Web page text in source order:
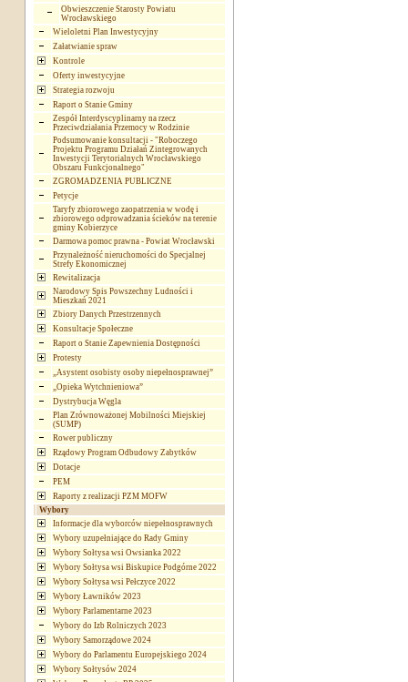
Obwieszczenie Starosty Powiatu
Wrocławskiego
Wieloletni Plan Inwestycyjny
Załatwianie spraw
Kontrole
Oferty inwestycyjne
Strategia rozwoju
Raport o Stanie Gminy
Zespół Interdyscyplinarny na rzecz
Przeciwdziałania Przemocy w Rodzinie
Podsumowanie konsultacji - "Roboczego
Projektu Programu Działań Zintegrowanych
Inwestycji Terytorialnych Wrocławskiego
Obszaru Funkcjonalnego"
ZGROMADZENIA PUBLICZNE
Petycje
Taryfy zbiorowego zaopatrzenia w wodę i
zbiorowego odprowadzania ścieków na terenie
gminy Kobierzyce
Darmowa pomoc prawna - Powiat Wrocławski
Przynależność nieruchomości do Specjalnej
Strefy Ekonomicznej
Rewitalizacja
Narodowy Spis Powszechny Ludności i
Mieszkań 2021
Zbiory Danych Przestrzennych
Konsultacje Społeczne
Raport o Stanie Zapewnienia Dostępności
Protesty
„Asystent osobisty osoby niepełnosprawnej”
„Opieka Wytchnieniowa”
Dystrybucja Węgla
Plan Zrównoważonej Mobilności Miejskiej
(SUMP)
Rower publiczny
Rządowy Program Odbudowy Zabytków
Dotacje
PEM
Raporty z realizacji PZM MOFW
Wybory
Informacje dla wyborców niepełnosprawnych
Wybory uzupełniające do Rady Gminy
Wybory Sołtysa wsi Owsianka 2022
Wybory Sołtysa wsi Biskupice Podgórne 2022
Wybory Sołtysa wsi Pełczyce 2022
Wybory Ławników 2023
Wybory Parlamentarne 2023
Wybory do Izb Rolniczych 2023
Wybory Samorządowe 2024
Wybory do Parlamentu Europejskiego 2024
Wybory Sołtysów 2024